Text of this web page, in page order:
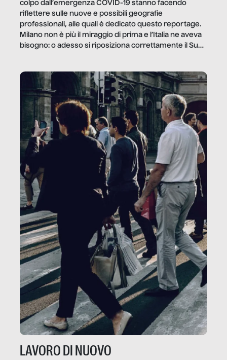
colpo dall’emergenza COVID-19 stanno facendo
riflettere sulle nuove e possibili geografie
professionali, alle quali è dedicato questo reportage.
Milano non è più il miraggio di prima e l’Italia ne aveva
bisogno: o adesso si riposiziona correttamente il Sud
LAVORO DI NUOVO